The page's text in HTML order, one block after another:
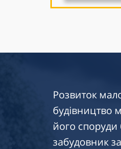
Розвиток
будівництво
його споруди
забудовник